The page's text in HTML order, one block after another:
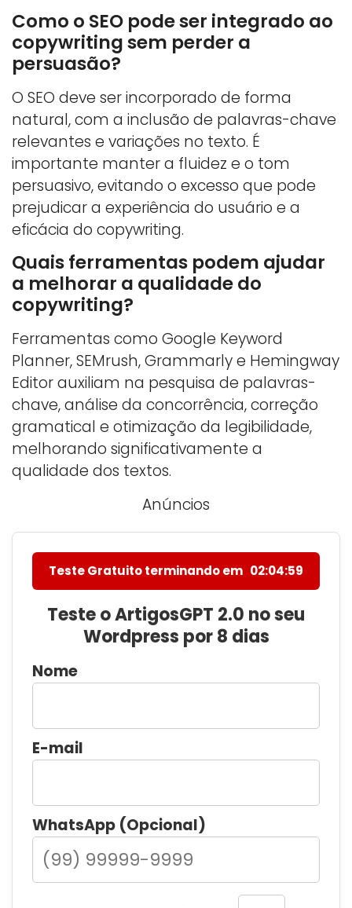
Como o SEO pode ser integrado ao
copywriting sem perder a
persuasão?
O SEO deve ser incorporado de forma
natural, com a inclusão de palavras-chave
relevantes e variações no texto. É
importante manter a fluidez e o tom
persuasivo, evitando o excesso que pode
prejudicar a experiência do usuário e a
eficácia do copywriting.
Quais ferramentas podem ajudar
a melhorar a qualidade do
copywriting?
Ferramentas como Google Keyword
Planner, SEMrush, Grammarly e Hemingway
Editor auxiliam na pesquisa de palavras-
chave, análise da concorrência, correção
gramatical e otimização da legibilidade,
melhorando significativamente a
qualidade dos textos.
Anúncios
Teste Gratuito terminando em 02:04:58
Teste o ArtigosGPT 2.0 no seu
Wordpress por 8 dias
Nome
E-mail
WhatsApp (Opcional)